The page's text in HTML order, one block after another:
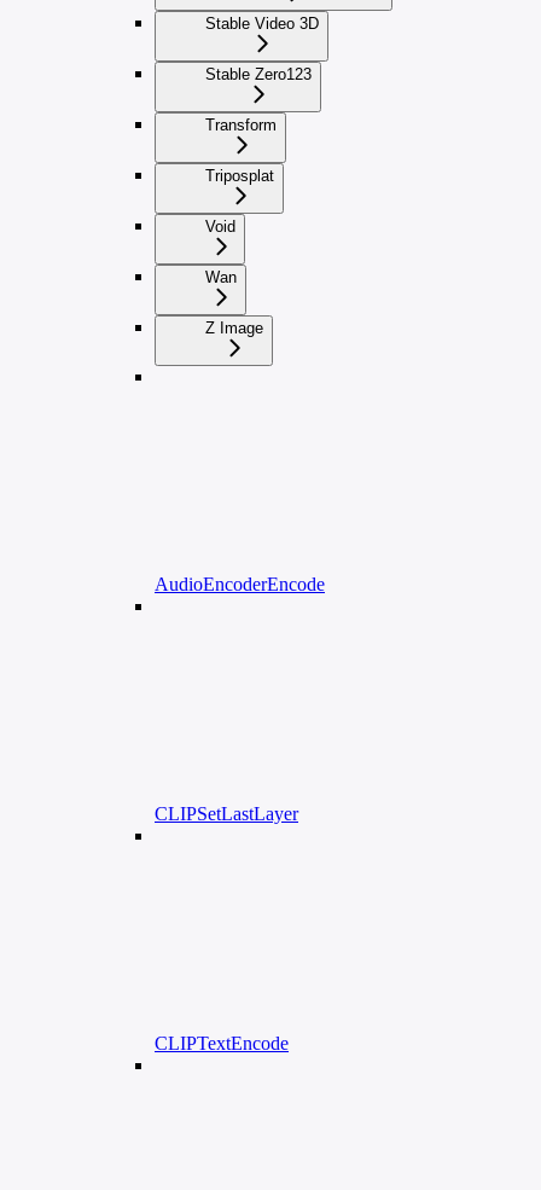
Stable Video 3D
Stable Zero123
Transform
Triposplat
Void
Wan
Z Image
AudioEncoderEncode
CLIPSetLastLayer
CLIPTextEncode